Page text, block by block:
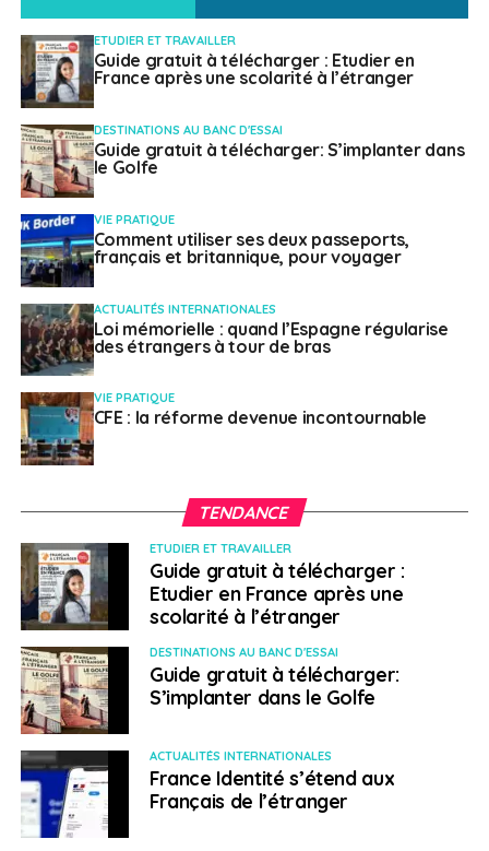
l’Allemagne comptent, elles, respectivement 200 000 et
340 000 entreprises exportatrices.
« Dépendre d’un seul
marché national est un
risque »
« Souvent, une entreprise pense que l’export est un
risque car elle ne connaît pas les marchés étrangers.
C’est là que nous pouvons intervenir », a aussi estimé
Olivier Becht. Il espère donc faire évoluer les mentalités
pour que l’export soit vu comme une manière de
diversifier les risques. « Dépendre d’un seul marché
national est un risque. Diversifier ses marchés partout
sur la planète diminue ce risque », a-t-il affirmé,
exhortant l’ensemble des acteurs présents dans la salle
Le ministre l’affirme: « ce problème [d’incitation à
l’export] ne se règlera pas avec des milliards d’euros, il
faut un budget certes, mais l’export est un état d’esprit
». Au cours de la soirée, plusieurs intervenants ont
néanmoins rappelé que l’argent restait le nerf de la
guerre, et demandé davantage de subventions. Arnaud
Vaissié lui-même a précisé que, pour que leschambres
de commerce et d’industrie puissent « contribuer
encore plus au commerce de la France », une «
ressource complémentaire » serait la bienvenue alors
que, pour l’heure, le réseau s’autofinance à 99%.
> Entreprises lauréates des Trophées CCI
ETUDIER ET TRAVAILLER
Guide gratuit à télécharger : Etudier en
France après une scolarité à l’étranger
DESTINATIONS AU BANC D'ESSAI
Guide gratuit à télécharger: S’implanter dans
le Golfe
VIE PRATIQUE
Comment utiliser ses deux passeports,
français et britannique, pour voyager
ACTUALITÉS INTERNATIONALES
Loi mémorielle : quand l’Espagne régularise
des étrangers à tour de bras
VIE PRATIQUE
CFE : la réforme devenue incontournable
TENDANCE
ETUDIER ET TRAVAILLER
Guide gratuit à télécharger :
Etudier en France après une
scolarité à l’étranger
DESTINATIONS AU BANC D'ESSAI
Guide gratuit à télécharger:
S’implanter dans le Golfe
ACTUALITÉS INTERNATIONALES
France Identité s’étend aux
Français de l’étranger